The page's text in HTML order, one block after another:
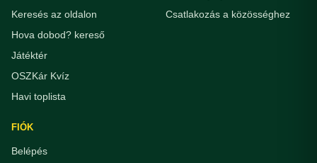
Keresés az oldalon
Hova dobod? kereső
Játéktér
OSZKár Kvíz
Havi toplista
Csatlakozás a közösséghez
FIÓK
Belépés